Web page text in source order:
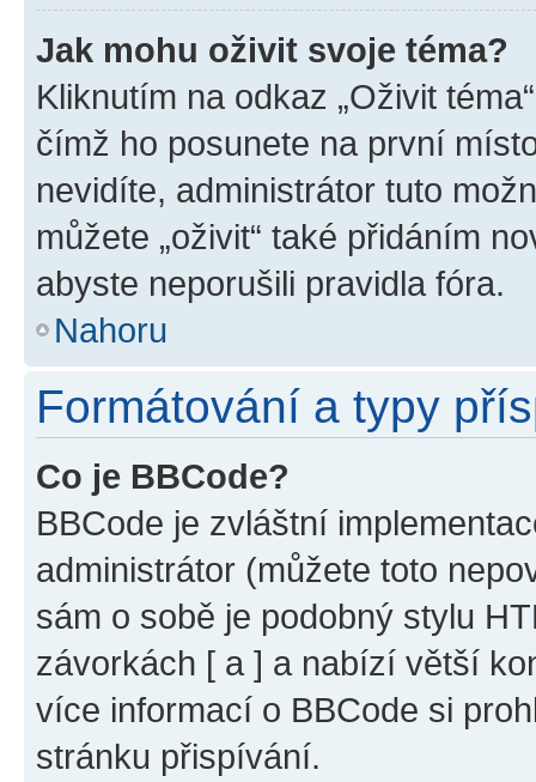
Jak mohu oživit svoje téma?
Kliknutím na odkaz „Oživit
čímž ho posunete na první
nevidíte, administrátor tuto
můžete „oživit“ také přidáním
abyste neporušili pravidla fóra.
Nahoru
Formátování a typy
Co je BBCode?
BBCode je zvláštní
administrátor (můžete toto
sám o sobě je podobný stylu
závorkách [ a ] a nabízí větší
více informací o BBCode si
stránku přispívání.